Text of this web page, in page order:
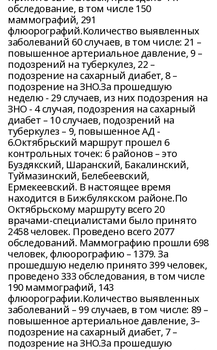
обследование, в том числе 150
маммографий, 291
флюорографий.Количество выявленных
заболеваний 60 случаев, в том числе: 21 –
повышенное артериальное давление, 9 –
подозрений на туберкулез, 22 –
подозрение на сахарный диабет, 8 –
подозрение на ЗНО.За прошедшую
неделю - 29 случаев, из них подозрения на
ЗНО - 4 случая, подозрения на сахарный
диабет – 10 случаев, подозрений на
туберкулез – 9, повышенное АД -
6.Октябрьский маршрут прошел 6
контрольных точек: 6 районов – это
Буздякский, Шаранский, Бакалинский,
Туймазинский, Белебеевский,
Ермекеевский. В настоящее время
находится в Бижбулякском районе.По
Октябрьскому маршруту всего 20
врачами-специалистами было принято
2458 человек. Проведено всего 2077
обследований. Маммографию прошли 698
человек, флюорографию – 1379. За
прошедшую неделю принято 399 человек,
проведено 333 обследования, в том числе
190 маммографий, 143
флюорографии.Количество выявленных
заболеваний – 99 случаев, в том числе: 89 –
повышенное артериальное давление, 3–
подозрение на сахарный диабет, 7 –
подозрение на ЗНО.За прошедшую